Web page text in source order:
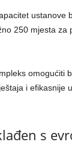
ustanove
250 mjesta za
omogućiti
i efikasnije
s